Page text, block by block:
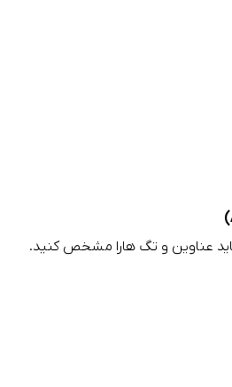
عناوین و تگ هارا مشخص کنید.